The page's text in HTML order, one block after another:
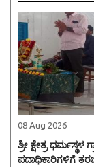
08 Aug 2026
ಶ್ರೀ ಕ್ಷೇತ್ರ
ಪದಾಧಿಕಾರಿಗಳಿಗೆ